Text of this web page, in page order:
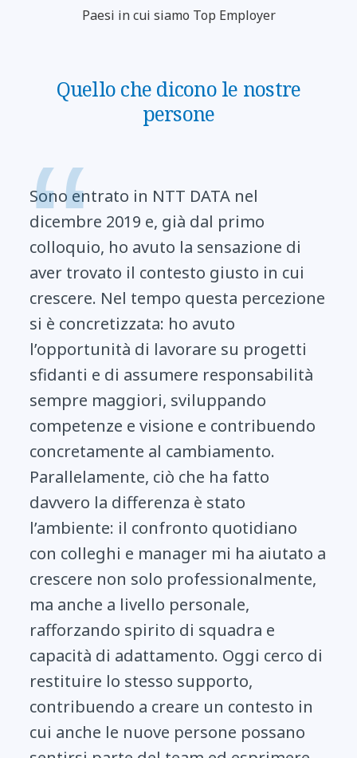
Paesi in cui siamo Top Employer
Quello che dicono le nostre
persone
Sono entrato in NTT DATA nel
dicembre 2019 e, già dal primo
colloquio, ho avuto la sensazione di
aver trovato il contesto giusto in cui
crescere. Nel tempo questa percezione
si è concretizzata: ho avuto
l’opportunità di lavorare su progetti
sfidanti e di assumere responsabilità
sempre maggiori, sviluppando
competenze e visione e contribuendo
concretamente al cambiamento.
Parallelamente, ciò che ha fatto
davvero la differenza è stato
l’ambiente: il confronto quotidiano
con colleghi e manager mi ha aiutato a
crescere non solo professionalmente,
ma anche a livello personale,
rafforzando spirito di squadra e
capacità di adattamento. Oggi cerco di
restituire lo stesso supporto,
contribuendo a creare un contesto in
cui anche le nuove persone possano